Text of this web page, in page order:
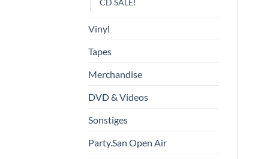
CD SALE!
Vinyl
Tapes
Merchandise
DVD & Videos
Sonstiges
Party.San Open Air